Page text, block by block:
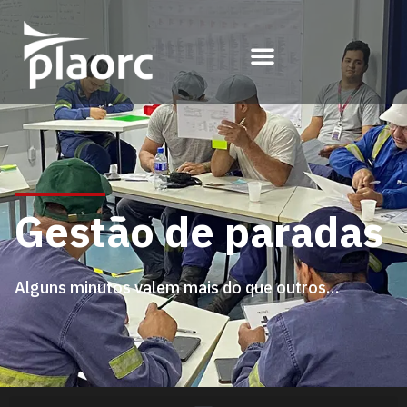
Gestão de paradas
Alguns minutos valem mais do que outros…